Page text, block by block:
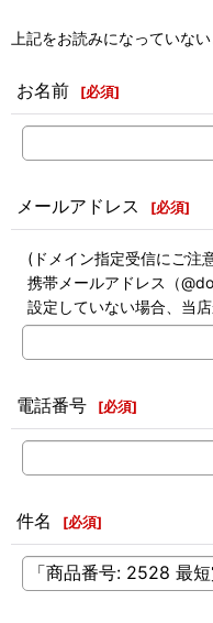
上記をお読みになっていな
お名前 [必須]
メールアドレス [必須]
(ドメイン指定受信にご注
携帯メールアドレス（
設定していない場合、当
電話番号 [必須]
件名 [必須]